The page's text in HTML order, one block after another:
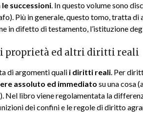
le successioni. In questo volume sono
Più in generale, questo tomo, tratta di
in difetto di testamento, l’istituzione
proprietà ed altri diritti reali
di argomenti quali i diritti reali. Per
assoluto ed immediato su una cosa
Nel libro viene regolamentata la
dei confini e le regole di diritto